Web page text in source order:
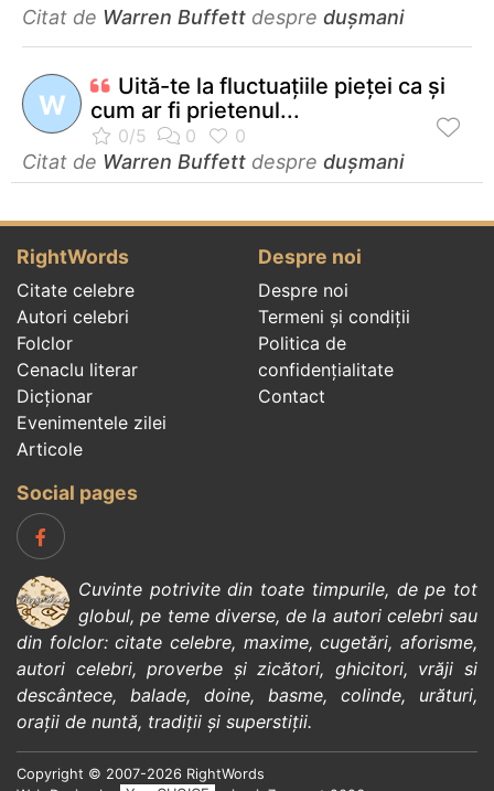
Citat de Warren Buffett despre dușmani
W
Uită-te la fluctuaţiile pieţei ca şi
cum ar fi prietenul...
Citat de Warren Buffett despre dușmani
RightWords
Citate celebre
Autori celebri
Folclor
Cenaclu literar
Dicționar
Evenimentele zilei
Articole
Despre noi
Despre noi
Termeni și condiții
Politica de
confidenţialitate
Contact
Social pages
Cuvinte potrivite din toate timpurile, de pe tot
globul, pe teme diverse, de la autori celebrisau
din folclor:citate celebre, maxime,cugetări,aforisme,
autori celebri,proverbe și zicători, ghicitori, vrăji si
descântece, balade, doine, basme, colinde, urături,
orații de nuntă, tradiții și superstiții.
Copyright © 2007-2026 RightWords